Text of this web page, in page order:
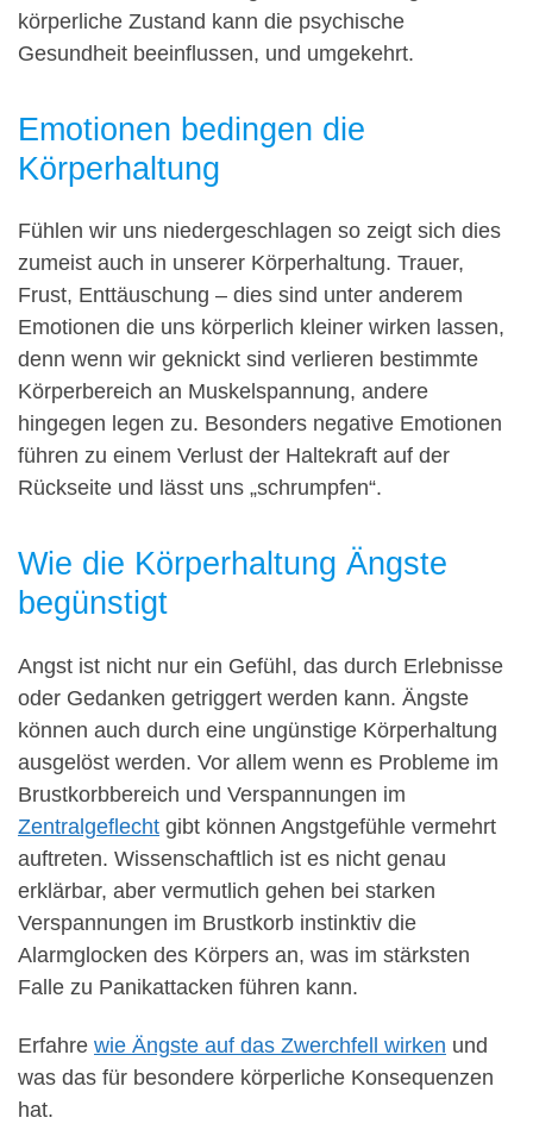
körperliche Zustand kann die psychische
Gesundheit beeinflussen, und umgekehrt.
Emotionen bedingen die
Körperhaltung
Fühlen wir uns niedergeschlagen so zeigt sich dies
zumeist auch in unserer Körperhaltung. Trauer,
Frust, Enttäuschung – dies sind unter anderem
Emotionen die uns körperlich kleiner wirken lassen,
denn wenn wir geknickt sind verlieren bestimmte
Körperbereich an Muskelspannung, andere
hingegen legen zu. Besonders negative Emotionen
führen zu einem Verlust der Haltekraft auf der
Rückseite und lässt uns „schrumpfen“.
Wie die Körperhaltung Ängste
begünstigt
Angst ist nicht nur ein Gefühl, das durch Erlebnisse
oder Gedanken getriggert werden kann. Ängste
können auch durch eine ungünstige Körperhaltung
ausgelöst werden. Vor allem wenn es Probleme im
Brustkorbbereich und Verspannungen im
Zentralgeflecht gibt können Angstgefühle vermehrt
auftreten. Wissenschaftlich ist es nicht genau
erklärbar, aber vermutlich gehen bei starken
Verspannungen im Brustkorb instinktiv die
Alarmglocken des Körpers an, was im stärksten
Falle zu Panikattacken führen kann.
Erfahre wie Ängste auf das Zwerchfell wirken und
was das für besondere körperliche Konsequenzen
hat.